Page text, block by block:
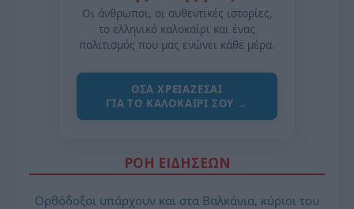
Οι άνθρωποι, οι αυθεντικές ιστορίες,
το ελληνικό καλοκαίρι και ένας
πολιτισμός που μας ενώνει κάθε μέρα.
ΌΣΑ ΧΡΕΙΆΖΕΣΑΙ
ΓΙΑ ΤΟ ΚΑΛΟΚΑΊΡΙ ΣΟΥ →
ΡΟΗ ΕΙΔΗΣΕΩΝ
Ορθόδοξοι υπάρχουν και στα Βαλκάνια, κύριοι του